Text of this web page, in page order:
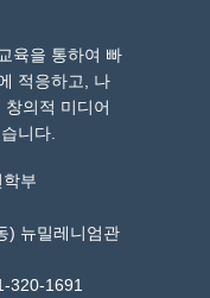
육을 통하여 빠
적응하고, 나
의적 미디어
니다.
부
) 뉴밀레니엄관
320-1691